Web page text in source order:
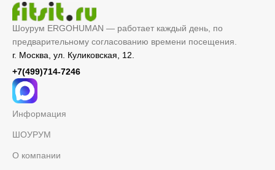
Шоурум ERGOHUMAN — работает каждый день, по
предварительному согласованию времени посещения.
г. Москва, ул. Куликовская, 12.
+7(499)714-7246
Информация
ШОУРУМ
О компании